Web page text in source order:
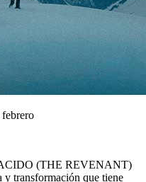
febrero
(THE REVENANT)
y transformación que tiene